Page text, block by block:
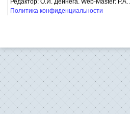
Редактор: О.И. Дейнега. Web-Master:
Политика конфиденциальности